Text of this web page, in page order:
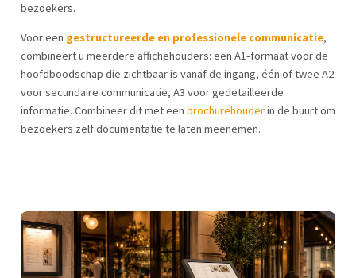
bezoekers.
Voor een gestructureerde en professionele communicatie,
combineert u meerdere affichehouders: een A1-formaat voor de
hoofdboodschap die zichtbaar is vanaf de ingang, één of twee A2
voor secundaire communicatie, A3 voor gedetailleerde
informatie. Combineer dit met een brochurehouderin de buurt om
bezoekers zelf documentatie te laten meenemen.